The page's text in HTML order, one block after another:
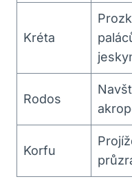
Kréta
Rodos
Korfu